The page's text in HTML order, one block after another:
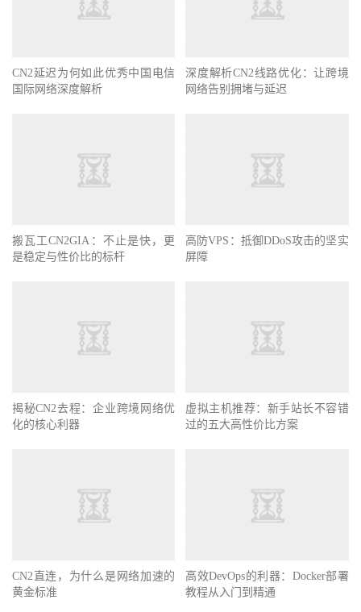
CN2延迟为何如此优秀中国电信
国际网络深度解析
深度解析CN2线路优化：让跨境
网络告别拥堵与延迟
搬瓦工CN2GIA：不止是快，更
是稳定与性价比的标杆
高防VPS：抵御DDoS攻击的坚实
屏障
揭秘CN2去程：企业跨境网络优
化的核心利器
虚拟主机推荐：新手站长不容错
过的五大高性价比方案
CN2直连，为什么是网络加速的
黄金标准
高效DevOps的利器：Docker部署
教程从入门到精通